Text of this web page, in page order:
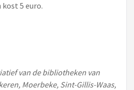
kost 5 euro.
van de bibliotheken van
Moerbeke, Sint-Gillis-Waas,